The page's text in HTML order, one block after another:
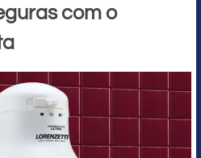
com o